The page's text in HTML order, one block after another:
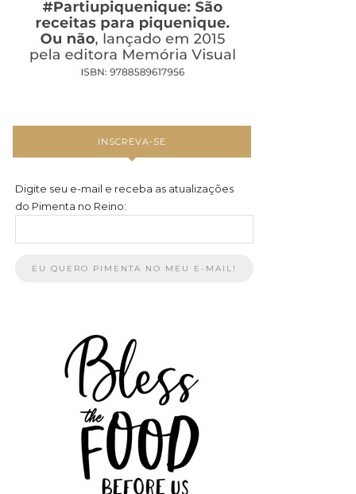
INSCREVA-SE
Digite seu e-mail e receba as atualizações
do Pimenta no Reino: